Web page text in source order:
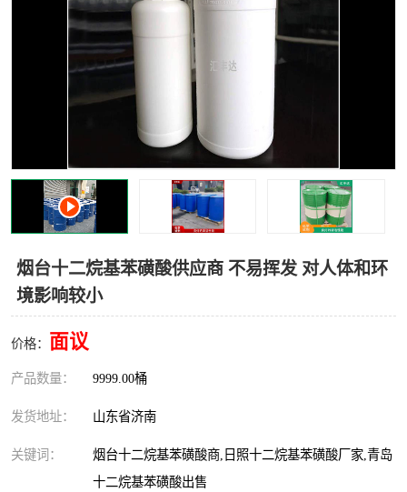
烟台十二烷基苯磺酸供应商 不易挥发 对人体和环
境影响较小
价格： 面议
产品数量： 9999.00桶
发货地址： 山东省济南
关键词：
烟台十二烷基苯磺酸商,日照十二烷基苯磺酸厂家,青岛
十二烷基苯磺酸出售
无机盐
添加剂助剂 十二烷基苯
乙醇钠 三乙胺
丙二醇甲醚醋酸酯 丙酸乙酯
叔丁基苯
醛类
酯类
水处理助剂